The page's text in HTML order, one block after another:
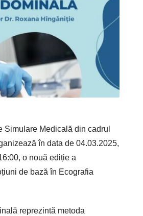
Simulare Medicală din cadrul
în data de 04.03.2025,
o nouă ediție a
de bază în Ecografia
reprezintă metoda